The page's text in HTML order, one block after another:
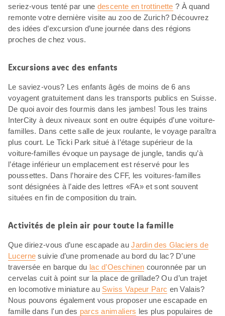
seriez-vous tenté par une descente en trottinette ? À quand
remonte votre dernière visite au zoo de Zurich? Découvrez
des idées d’excursion d’une journée dans des régions
proches de chez vous.
Excursions avec des enfants
Le saviez-vous? Les enfants âgés de moins de 6 ans
voyagent gratuitement dans les transports publics en Suisse.
De quoi avoir des fourmis dans les jambes! Tous les trains
InterCity à deux niveaux sont en outre équipés d’une voiture-
familles. Dans cette salle de jeux roulante, le voyage paraîtra
plus court. Le Ticki Park situé à l’étage supérieur de la
voiture-familles évoque un paysage de jungle, tandis qu’à
l’étage inférieur un emplacement est réservé pour les
poussettes. Dans l’horaire des CFF, les voitures-familles
sont désignées à l’aide des lettres «FA» et sont souvent
situées en fin de composition du train.
Activités de plein air pour toute la famille
Que diriez-vous d’une escapade auJardin des Glaciers de
Lucerne suivie d’une promenade au bord du lac? D’une
traversée en barque du lac d’Oeschinen couronnée par un
cervelas cuit à point sur la place de grillade? Ou d’un trajet
en locomotive miniature au Swiss Vapeur Parc en Valais?
Nous pouvons également vous proposer une escapade en
famille dans l'un des parcs animaliers les plus populaires de